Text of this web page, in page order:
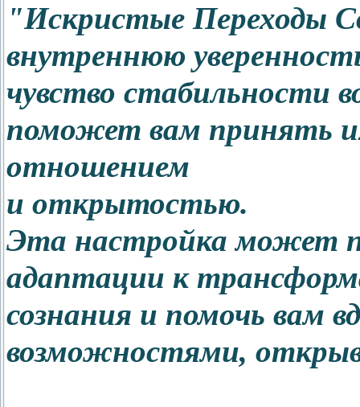
"Искристые Переходы
внутреннюю
чувство стабильности
поможет вам принять
отношением
и открытостью.
Эта настройка может
адаптации к
сознания и помочь вам
возможностями,